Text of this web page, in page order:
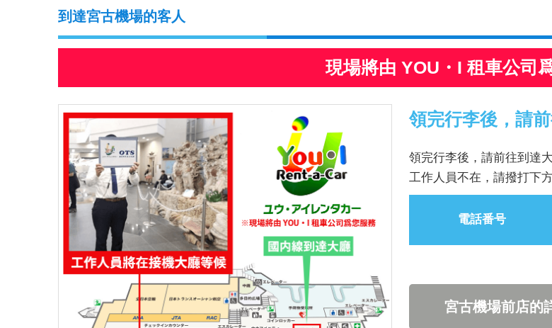
到達宮古機場的客人
現場將由 YOU・I 租車公司
領完行李後，請
領完行李後，請前往到達
工作人員不在，請撥打下
電話番号
宮古機場前店的